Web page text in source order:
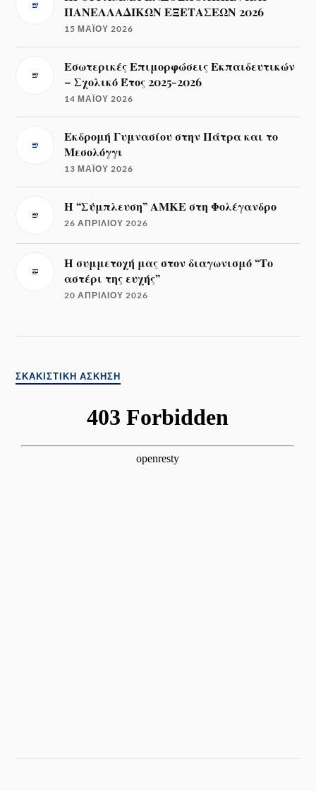
ΠΑΝΕΛΛΑΔΙΚΩΝ ΕΞΕΤΑΣΕΩΝ 2026
15 ΜΑΪ́ΟΥ 2026
Εσωτερικές Επιμορφώσεις Εκπαιδευτικών
– Σχολικό Έτος 2025-2026
14 ΜΑΪ́ΟΥ 2026
Εκδρομή Γυμνασίου στην Πάτρα και το
Μεσολόγγι
13 ΜΑΪ́ΟΥ 2026
Η “Σύμπλευση” ΑΜΚΕ στη Φολέγανδρο
26 ΑΠΡΙΛΊΟΥ 2026
Η συμμετοχή μας στον διαγωνισμό “Το
αστέρι της ευχής”
20 ΑΠΡΙΛΊΟΥ 2026
ΣΚΑΚΙΣΤΙΚΉ ΆΣΚΗΣΗ